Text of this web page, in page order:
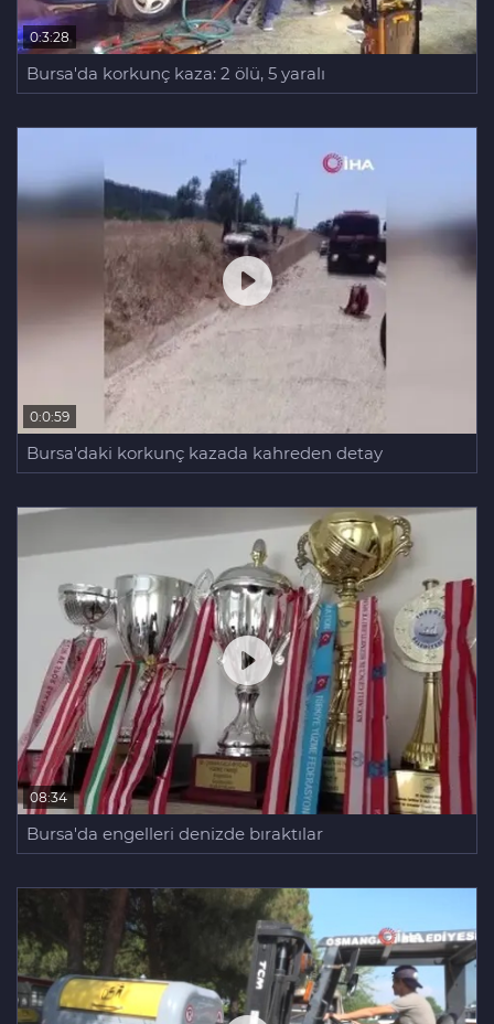
0:3:28
Bursa'da korkunç kaza: 2 ölü, 5 yaralı
0:0:59
Bursa'daki korkunç kazada kahreden detay
08:34
Bursa'da engelleri denizde bıraktılar